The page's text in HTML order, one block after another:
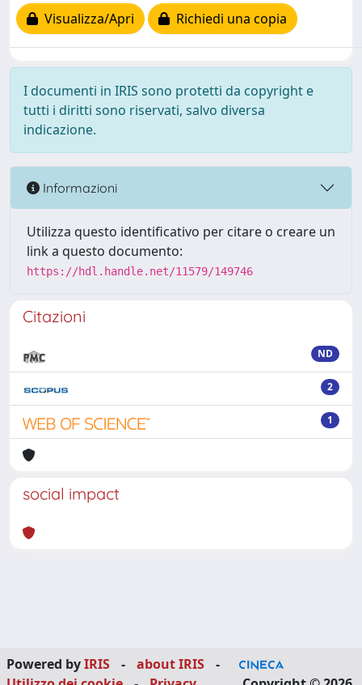
Visualizza/Apri
Richiedi una copia
I documenti in IRIS sono protetti da copyright e
tutti i diritti sono riservati, salvo diversa
indicazione.
Informazioni
Utilizza questo identificativo per citare o creare un
link a questo documento:
https://hdl.handle.net/11579/149746
Citazioni
ND
2
1
social impact
Powered byIRIS - about IRIS
-